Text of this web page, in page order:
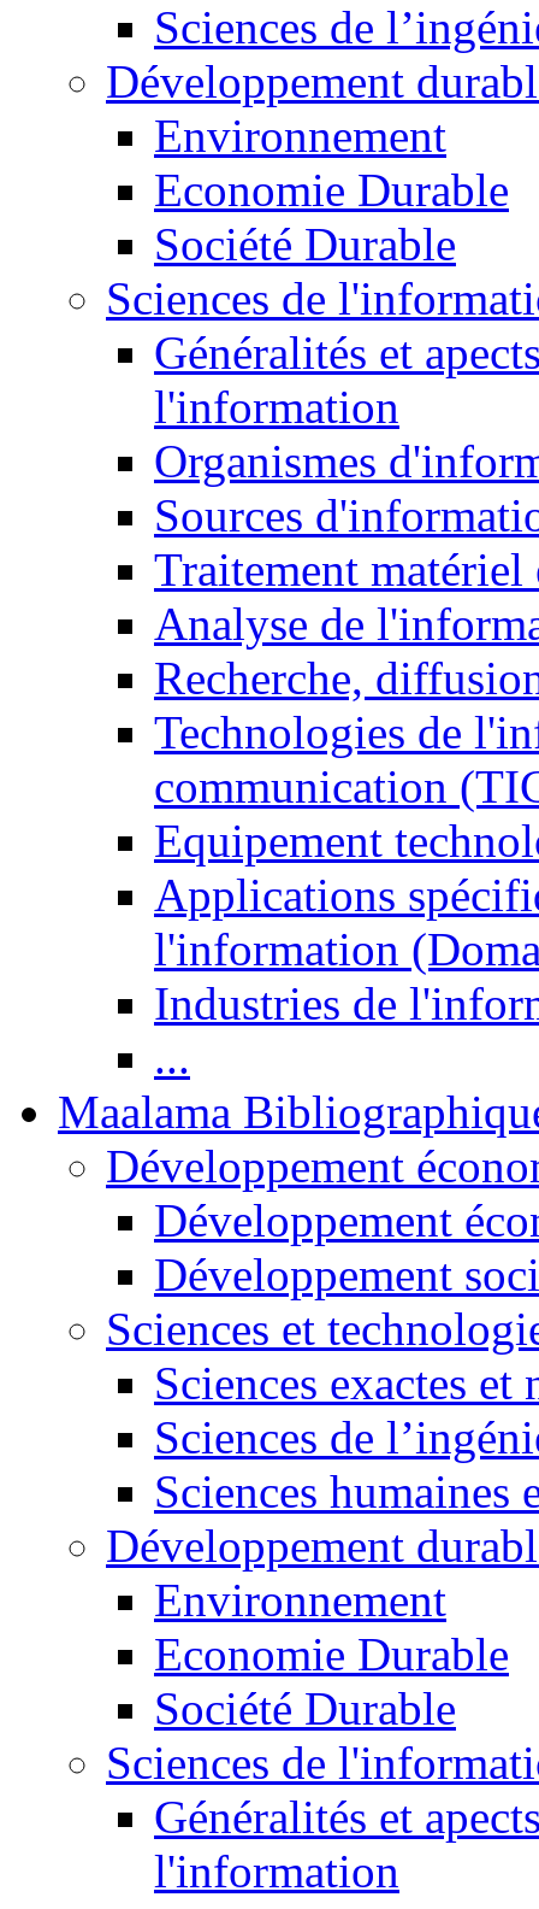
Sciences de
Développement
Environnement
Economie Durable
Société Durable
Sciences de
Généralités et
l'information
Organismes
Sources
Traitement matériel
Analyse de
Recherche,
Technologies de
communication
Equipement
Applications
l'information
Industries de
...
Maalama
Développement
Développement
Développement
Sciences et
Sciences exactes et
Sciences de
Sciences humaines
Développement
Environnement
Economie Durable
Société Durable
Sciences de
Généralités et
l'information